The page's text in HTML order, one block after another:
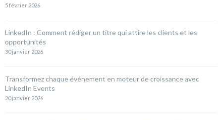
5 février 2026
LinkedIn : Comment rédiger un titre qui attire les clients et les
opportunités
30 janvier 2026
Transformez chaque événement en moteur de croissance avec
LinkedIn Events
20 janvier 2026